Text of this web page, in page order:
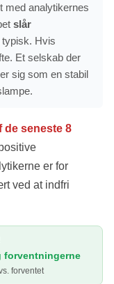
med analytikernes
slår
typisk. Hvis
Et selskab der
sig som en stabil
de seneste 8
er for
ved at indfri
forventningerne
forventet